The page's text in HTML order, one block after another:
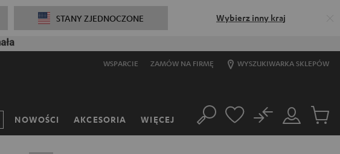
STANY ZJEDNOCZONE Wybierz inny kraj
WSPARCIE ZAMÓW NA FIRMĘ WYSZUKIWARKA SKLEPÓW
NOWOŚCI AKCESORIA WIĘCEJ Szukaj
Moje
konto
No